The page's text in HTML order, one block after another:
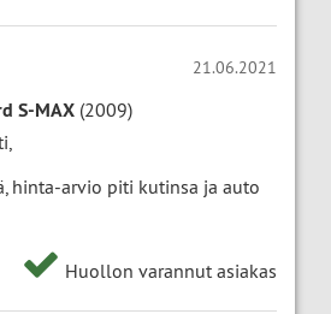
21.06.2021
S-MAX (2009)
hinta-arvio piti kutinsa ja auto
Huollon varannut asiakas